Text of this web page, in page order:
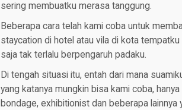
sering membuatku merasa tanggung.
Beberapa cara telah kami coba untuk
staycation di hotel atau vila di kota
saja tak terlalu berpengaruh padaku.
Di tengah situasi itu, entah dari mana
yang katanya mungkin bisa kami coba,
bondage, exhibitionist dan beberapa lainnya